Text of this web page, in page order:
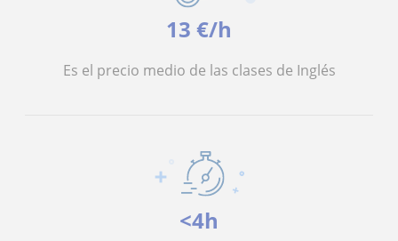
13 €/h
Es el precio medio de las clases de Inglés
<4h